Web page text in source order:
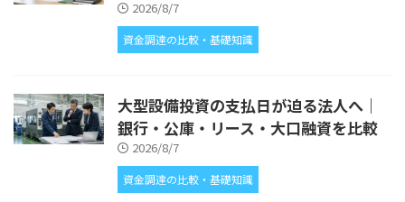
2026/8/7
資金調達の比較・基礎知識
大型設備投資の支払日が迫る法人へ｜
銀行・公庫・リース・大口融資を比較
2026/8/7
資金調達の比較・基礎知識